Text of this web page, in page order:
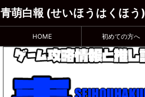
青萌白報 (せいほうはくほう)
HOME 初めての方へ